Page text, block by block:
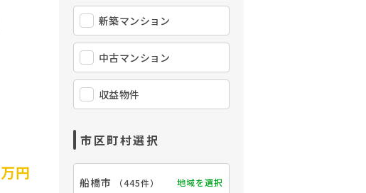
万円
新築マンション
中古マンション
収益物件
市区町村選択
船橋市 （445件） 地域を選択